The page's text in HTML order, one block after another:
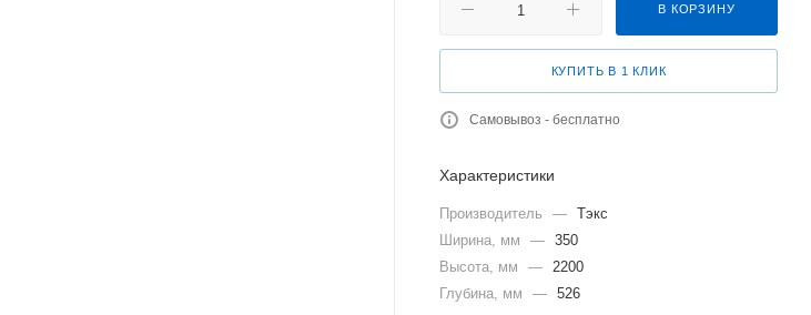
В КОРЗИНУ
КУПИТЬ В 1 КЛИК
Самовывоз - бесплатно
Характеристики
Производитель — Тэкс
Ширина, мм
— 350
Высота, мм
— 2200
Глубина, мм
— 526